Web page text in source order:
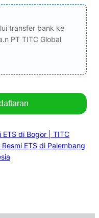
transfer bank ke
PT TITC Global
ETS di Bogor | TITC
ETS di Palembang